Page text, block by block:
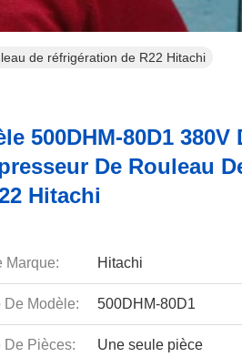
de réfrigération de R22 Hitachi
500DHM-80D1 380V
De Rouleau
Hitachi
Marque: Hitachi
De Modèle: 500DHM-80D1
De Pièces: Une seule pièce